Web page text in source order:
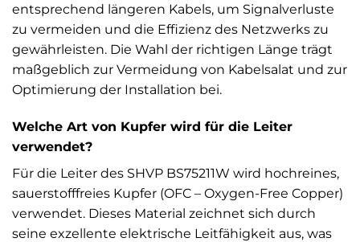
entsprechend längeren Kabels, um Signalverluste
zu vermeiden und die Effizienz des Netzwerks zu
gewährleisten. Die Wahl der richtigen Länge trägt
maßgeblich zur Vermeidung von Kabelsalat und zur
Optimierung der Installation bei.
Welche Art von Kupfer wird für die Leiter
verwendet?
Für die Leiter des SHVP BS75211W wird hochreines,
sauerstofffreies Kupfer (OFC – Oxygen-Free Copper)
verwendet. Dieses Material zeichnet sich durch
seine exzellente elektrische Leitfähigkeit aus, was